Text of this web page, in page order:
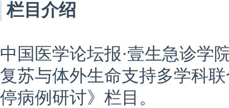
栏目介绍
中国医学论坛报·壹生急诊学
复苏与体外生命支持多学科
停病例研讨》栏目。